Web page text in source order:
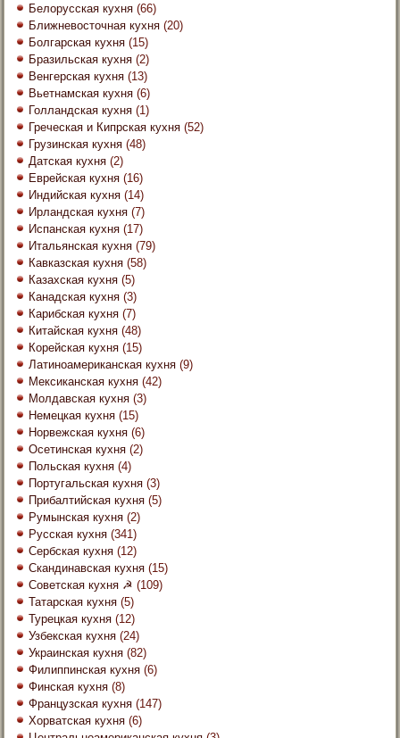
Белорусская кухня (66)
Ближневосточная кухня (20)
Болгарская кухня (15)
Бразильская кухня (2)
Венгерская кухня (13)
Вьетнамская кухня (6)
Голландская кухня (1)
Греческая и Кипрская кухня (52)
Грузинская кухня (48)
Датская кухня (2)
Еврейская кухня (16)
Индийская кухня (14)
Ирландская кухня (7)
Испанская кухня (17)
Итальянская кухня (79)
Кавказская кухня (58)
Казахская кухня (5)
Канадская кухня (3)
Карибская кухня (7)
Китайская кухня (48)
Корейская кухня (15)
Латиноамериканская кухня (9)
Мексиканская кухня (42)
Молдавская кухня (3)
Немецкая кухня (15)
Норвежская кухня (6)
Осетинская кухня (2)
Польская кухня (4)
Португальская кухня (3)
Прибалтийская кухня (5)
Румынская кухня (2)
Русская кухня (341)
Сербская кухня (12)
Скандинавская кухня (15)
Советская кухня ☭ (109)
Татарская кухня (5)
Турецкая кухня (12)
Узбекская кухня (24)
Украинская кухня (82)
Филиппинская кухня (6)
Финская кухня (8)
Французская кухня (147)
Хорватская кухня (6)